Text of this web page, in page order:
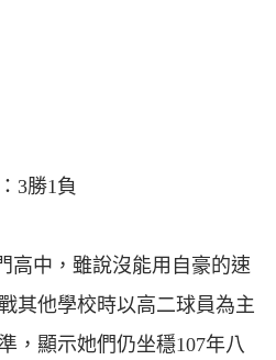
3勝1負
高中，雖說沒能用自豪的速
其他學校時以高二球員為主
，顯示她們仍坐穩107年八